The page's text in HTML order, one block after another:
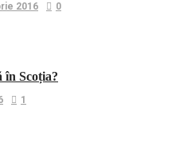
2016 0
în Scoția?
1